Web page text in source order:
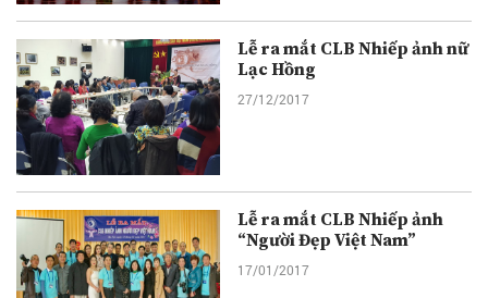
Lễ ra mắt CLB Nhiếp ảnh nữ
Lạc Hồng
27/12/2017
Lễ ra mắt CLB Nhiếp ảnh
“Người Đẹp Việt Nam”
17/01/2017